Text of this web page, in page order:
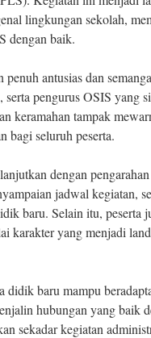
lingkungan sekolah,
dengan baik.
antusias dan
pengurus OSIS yang
keramahan tampak
bagi seluruh peserta.
dengan
jadwal kegiatan,
baru. Selain itu, peserta
karakter yang menjadi
baru mampu
hubungan yang baik
sekadar kegiatan